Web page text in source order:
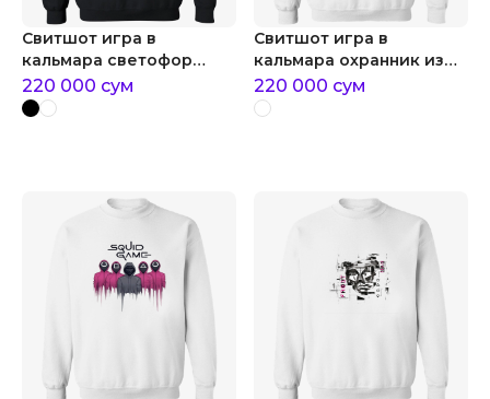
Свитшот игра в
кальмара светофор
фигур
220 000 сум
Свитшот игра в
кальмара охранник из
игры в кальмара
220 000 сум